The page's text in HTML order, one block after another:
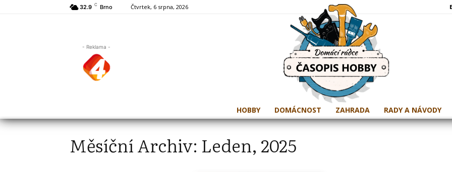
32.9 C Brno Čtvrtek, 6 srpna, 2026
- Reklama -
HOBBY DOMÁCNOST ZAHRADA RADY A NÁVODY
Měsíční Archiv: Leden, 2025